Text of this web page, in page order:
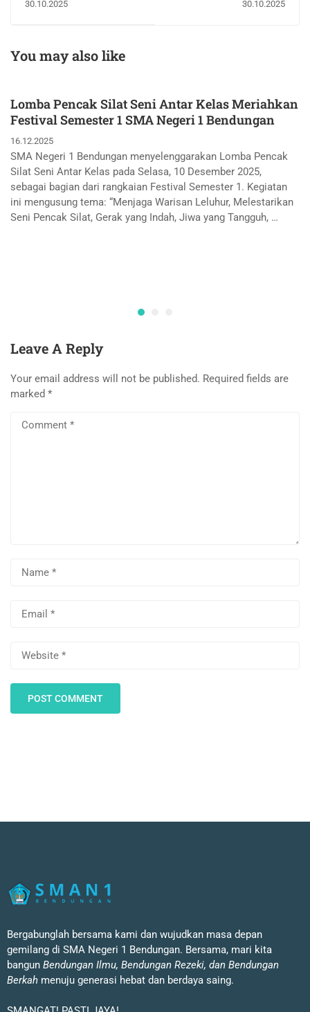
30.10.2025 30.10.2025
You may also like
Lomba Pencak Silat Seni Antar Kelas Meriahkan
Festival Semester 1 SMA Negeri 1 Bendungan
16.12.2025
SMA Negeri 1 Bendungan menyelenggarakan Lomba Pencak
Silat Seni Antar Kelas pada Selasa, 10 Desember 2025,
sebagai bagian dari rangkaian Festival Semester 1. Kegiatan
ini mengusung tema: “Menjaga Warisan Leluhur, Melestarikan
Seni Pencak Silat, Gerak yang Indah, Jiwa yang Tangguh, …
Leave A Reply
Your email address will not be published. Required fields are
marked *
Bergabunglah bersama kami dan wujudkan masa depan
gemilang di SMA Negeri 1 Bendungan. Bersama, mari kita
bangun Bendungan Ilmu, Bendungan Rezeki, dan Bendungan
Berkah menuju generasi hebat dan berdaya saing.